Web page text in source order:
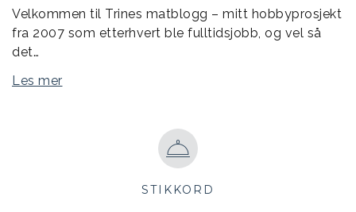
Velkommen til Trines matblogg – mitt hobbyprosjekt
fra 2007 som etterhvert ble fulltidsjobb, og vel så
det…
Les mer
STIKKORD